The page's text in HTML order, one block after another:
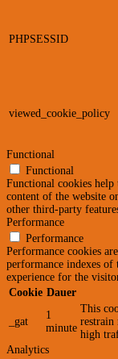
PHPSESSID
viewed_cookie_policy
Functional
Functional
Functional cookies
content of the website
other third-party
Performance
Performance
Performance cookies
performance indexes
experience for the
Cookie Dauer
_gat
1
minute
This
restrain
high
Analytics